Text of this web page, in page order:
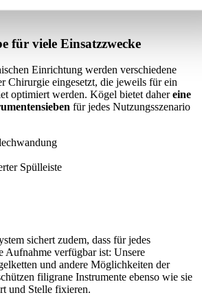
für viele Einsatzzwecke
Einrichtung werden verschiedene
Chirurgie eingesetzt, die jeweils für ein
optimiert werden. Kögel bietet dahereine
für jedes Nutzungsszenario
Spülleiste
sichert zudem, dass für jedes
Aufnahme verfügbar ist: Unsere
und andere Möglichkeiten der
filigrane Instrumente ebenso wie sie
und Stelle fixieren.